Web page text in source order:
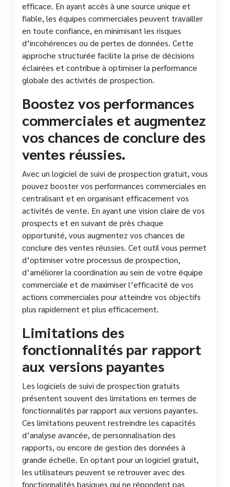
efficace. En ayant accès à une source unique et
fiable, les équipes commerciales peuvent travailler
en toute confiance, en minimisant les risques
d’incohérences ou de pertes de données. Cette
approche structurée facilite la prise de décisions
éclairées et contribue à optimiser la performance
globale des activités de prospection.
Boostez vos performances
commerciales et augmentez
vos chances de conclure des
ventes réussies.
Avec un logiciel de suivi de prospection gratuit, vous
pouvez booster vos performances commerciales en
centralisant et en organisant efficacement vos
activités de vente. En ayant une vision claire de vos
prospects et en suivant de près chaque
opportunité, vous augmentez vos chances de
conclure des ventes réussies. Cet outil vous permet
d’optimiser votre processus de prospection,
d’améliorer la coordination au sein de votre équipe
commerciale et de maximiser l’efficacité de vos
actions commerciales pour atteindre vos objectifs
plus rapidement et plus efficacement.
Limitations des
fonctionnalités par rapport
aux versions payantes
Les logiciels de suivi de prospection gratuits
présentent souvent des limitations en termes de
fonctionnalités par rapport aux versions payantes.
Ces limitations peuvent restreindre les capacités
d’analyse avancée, de personnalisation des
rapports, ou encore de gestion des données à
grande échelle. En optant pour un logiciel gratuit,
les utilisateurs peuvent se retrouver avec des
fonctionnalités basiques qui ne répondent pas